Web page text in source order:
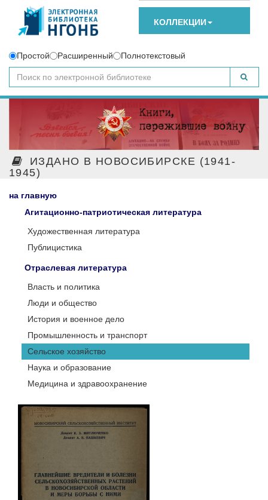
КОЛЛЕКЦИИ
Простой Расширенный Полнотекстовый
ИЗДАНО В НОВОСИБИРСКЕ (1941-
1945)
на главную
Агитационно-патриотическая литература
Художественная литература
Публицистика
Отраслевая литература
Власть и политика
Люди и общество
История и военное дело
Промышленность и транспорт
Сельское хозяйство
Наука и образование
Медицина и здравоохранение